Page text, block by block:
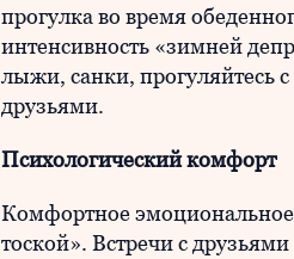
прогулка во время
интенсивность «зимней
лыжи, санки, прогуляйтесь
друзьями.
Психологический комфорт
Комфортное эмоциональное
тоской». Встречи с